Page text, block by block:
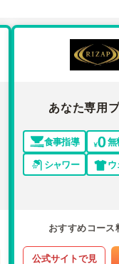
あなた専用
食事指導
無
シャワー
ウ
おすすめコース
公式サイトで見